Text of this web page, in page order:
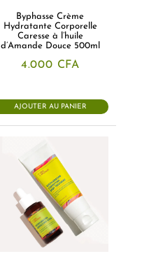
Byphasse Crème
Hydratante Corporelle
Caresse à l’huile
d’Amande Douce 500ml
4.000 CFA
AJOUTER AU PANIER